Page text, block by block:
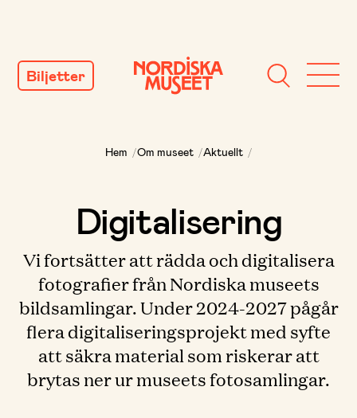
INNEHÅLL
Biljetter
Hem /Om museet /Aktuellt /
Digitalisering
Vi fortsätter att rädda och digitalisera
fotografier från Nordiska museets
bildsamlingar. Under 2024-2027 pågår
flera digitaliseringsprojekt med syfte
att säkra material som riskerar att
brytas ner ur museets fotosamlingar.